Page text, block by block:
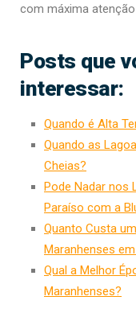
com máxima
Posts que
interessar:
Quando é Alta
Quando as
Cheias?
Pode Nadar nos
Paraíso com a
Quanto Custa
Maranhenses
Qual a Melhor
Maranhenses?